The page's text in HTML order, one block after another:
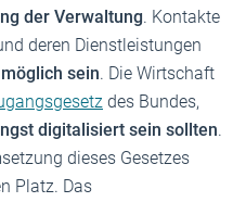
der Verwaltung. Kontakte
deren Dienstleistungen
sein. Die Wirtschaft
des Bundes,
digitalisiert sein sollten.
dieses Gesetzes
Platz. Das